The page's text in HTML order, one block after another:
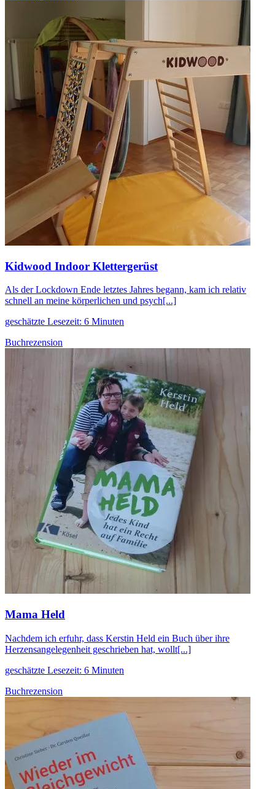
Kidwood Indoor Klettergerüst
Als der Lockdown Ende letztes Jahres begann, kam ich relativ
schnell an meine körperlichen und psych[...]
geschätzte Lesezeit: 6 Minuten
Buchrezension
Mama Held
Nachdem ich erfuhr, dass Kerstin Held ein Buch über ihre
Herzensangelegenheit geschrieben hat, wollt[...]
geschätzte Lesezeit: 6 Minuten
Buchrezension